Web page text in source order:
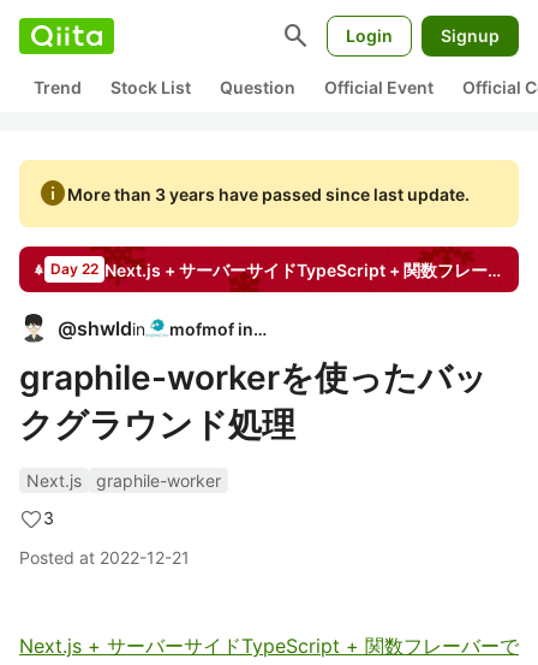
search Login Signup
Trend Stock List Question Official Event Official
infoMore than 3 years have passed since last update.
Day 22 Next.js + サーバーサイドTypeScript + 関数フレーバーでクリーンなアプリを作ったので実装意図とか書く
@shwldin mofmof inc.
graphile-workerを使ったバッ
クグラウンド処理
Next.js
graphile-worker
3
Posted at 2022-12-21
Next.js + サーバーサイドTypeScript + 関数フレーバーで